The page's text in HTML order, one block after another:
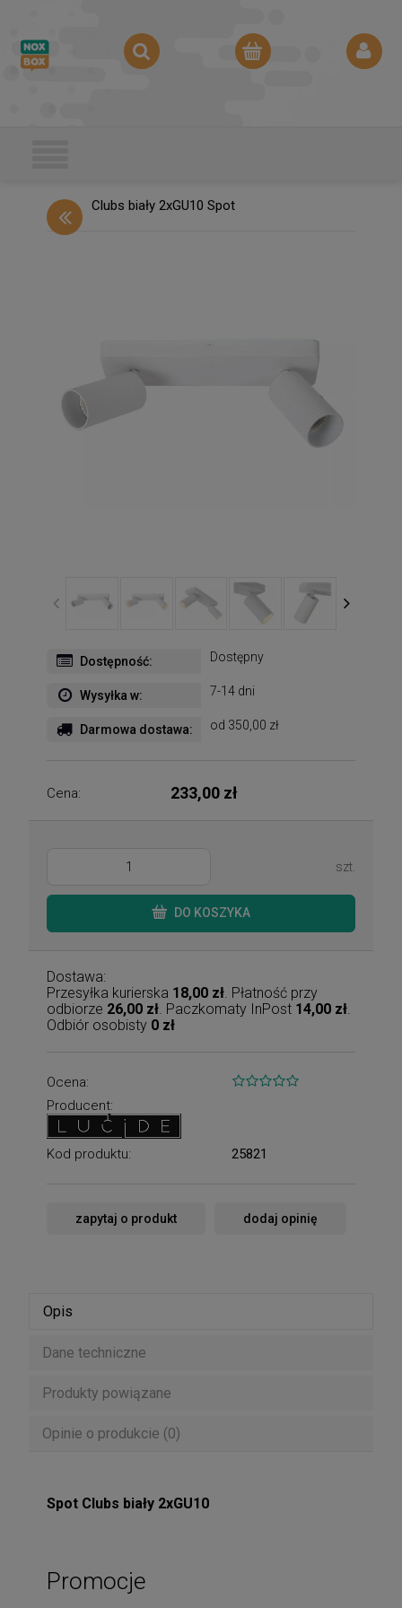
Clubs biały 2xGU10 Spot
Dostępność: Dostępny
Wysyłka w: 7-14 dni
Darmowa dostawa: od 350,00 zł
Cena: 233,00 zł
szt.
DO KOSZYKA
Dostawa:
Przesyłka kurierska 18,00 zł . Płatność przy
odbiorze 26,00 zł . Paczkomaty InPost 14,00 zł
Odbiór osobisty 0 zł
Ocena:
Producent:
Kod produktu: 25821
zapytaj o produkt dodaj opinię
Opis
Dane techniczne
Produkty powiązane
Opinie o produkcie (0)
Spot Clubs biały 2xGU10
Promocje